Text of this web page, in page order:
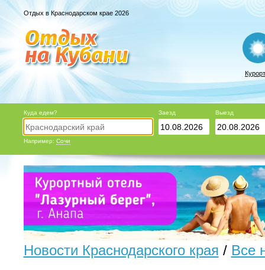
Отдых в Краснодарском крае 2026
Куда едем?
Например: Сочи
Заезд Выезд
Новости Краснодарского края / Все